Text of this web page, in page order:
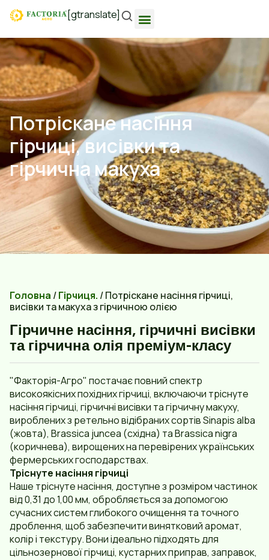
[gtranslate]
Потріскане насіння
гірчиці, висівки та
гірчична макуха
Головна /Гірчиця. / Потріскане насіння гірчиці,
висівки та макуха з гірчичною олією
Гірчичне насіння, гірчичні висівки
та гірчична олія преміум-класу
"Факторія-Агро" постачає повний спектр
високоякісних похідних гірчиці, включаючи тріснуте
насіння гірчиці, гірчичні висівки та гірчичну макуху,
вироблених з ретельно відібраних сортів Sinapis alba
(жовта), Brassica juncea (східна) та Brassica nigra
(коричнева), вирощених на перевірених українських
фермерських господарствах.
Тріснуте насіння гірчиці
Наше тріснуте насіння, доступне з розміром частинок
від 0,31 до 1,00 мм, обробляється за допомогою
сучасних систем глибокого очищення та точного
дроблення, щоб забезпечити винятковий аромат,
колір і текстуру. Вони ідеально підходять для
цільнозернової гірчиці, кустарних приправ, заправок,